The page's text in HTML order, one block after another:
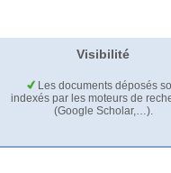
Visibilité
Les documents déposés
indexés par les moteurs de
(Google Scholar,…).